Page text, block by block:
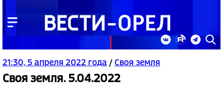
21:30, 5 апреля 2022 года / Своя земля
Своя земля. 5.04.2022